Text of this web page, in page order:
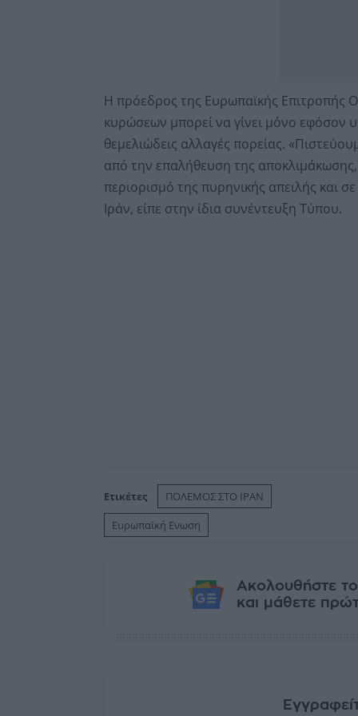
Η πρόεδρος της Ευρωπαϊκής Επιτροπής
κυρώσεων μπορεί να γίνει μόνο εφόσον
θεμελιώδεις αλλαγές πορείας.
από την επαλήθευση της αποκλιμάκωσης,
περιορισμό της πυρηνικής απειλής και
Ιράν, είπε στην ίδια συνέντευξη Τύπου.
Ετικέτες
ΠΟΛΕΜΟΣ ΣΤΟ ΙΡΑΝ
Ευρωπαϊκή Ενωση
Ακολουθήστε
και μάθετε